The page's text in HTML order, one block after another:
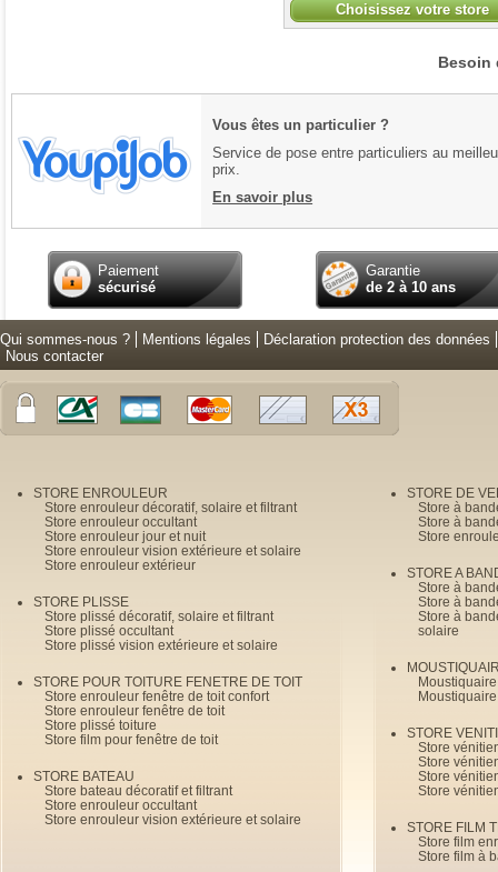
Choisissez votre store
Besoin
Vous êtes un particulier ?
Service de pose entre particuliers au
prix.
En savoir plus
Paiement
sécurisé
Garantie
de 2 à 10 ans
Qui sommes-nous ? Mentions légales
Déclaration protection des données
Nous contacter
STORE ENROULEUR
Store enrouleur décoratif, solaire et filtrant
Store enrouleur occultant
Store enrouleur jour et nuit
Store enrouleur vision extérieure et solaire
Store enrouleur extérieur
STORE PLISSE
Store plissé décoratif, solaire et filtrant
Store plissé occultant
Store plissé vision extérieure et solaire
STORE POUR TOITURE FENETRE DE TOIT
Store enrouleur fenêtre de toit confort
Store enrouleur fenêtre de toit
Store plissé toiture
Store film pour fenêtre de toit
STORE BATEAU
Store bateau décoratif et filtrant
Store enrouleur occultant
Store enrouleur vision extérieure et solaire
STORE DE
Store à
Store à
Store
STORE A
Store à
Store à
Store à
solaire
STORE
Store
Store
Store
Store
STORE FILM
Store film
Store film à